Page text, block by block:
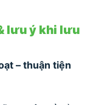
lưu ý khi lưu
– thuận tiện